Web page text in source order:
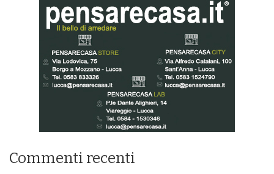
Commenti recenti